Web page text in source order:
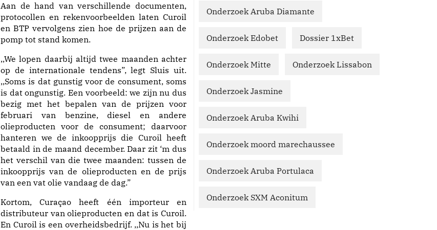
Aan de hand van verschillende documenten,
protocollen en rekenvoorbeelden laten Curoil
en BTP vervolgens zien hoe de prijzen aan de
pomp tot stand komen.
,,We lopen daarbij altijd twee maanden achter
op de internationale tendens”, legt Sluis uit.
,,Soms is dat gunstig voor de consument, soms
is dat ongunstig. Een voorbeeld: we zijn nu dus
bezig met het bepalen van de prijzen voor
februari van benzine, diesel en andere
olieproducten voor de consument; daarvoor
hanteren we de inkoopprijs die Curoil heeft
betaald in de maand december. Daar zit ‘m dus
het verschil van die twee maanden: tussen de
inkoopprijs van de olieproducten en de prijs
van een vat olie vandaag de dag.”
Kortom, Curaçao heeft één importeur en
distributeur van olieproducten en dat is Curoil.
En Curoil is een overheidsbedrijf. ,,Nu is het bij
Onderzoek Aruba Diamante
Onderzoek Edobet Dossier 1xBet
Onderzoek Mitte Onderzoek Lissabon
Onderzoek Jasmine
Onderzoek Aruba Kwihi
Onderzoek moord marechaussee
Onderzoek Aruba Portulaca
Onderzoek SXM Aconitum